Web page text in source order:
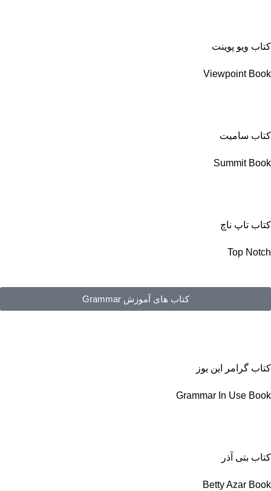
کتاب ویو پوینت
Viewpoint Book
کتاب سامیت
Summit Book
کتاب تاپ ناچ
Top Notch
کتاب های آموزش Grammar
کتاب گرامر این یوز
Grammar In Use Book
کتاب بتی آذر
Betty Azar Book